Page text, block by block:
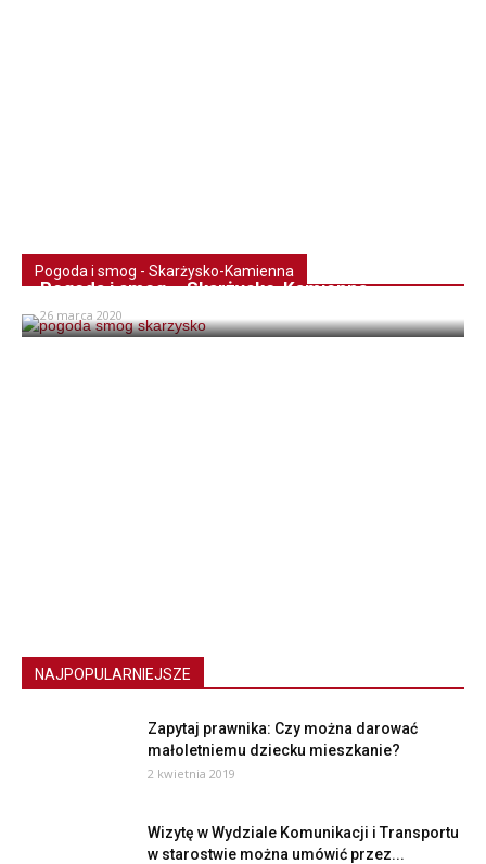
Pogoda i smog - Skarżysko-Kamienna
Pogoda i smog – Skarżysko-Kamienna
26 marca 2020
NAJPOPULARNIEJSZE
Zapytaj prawnika: Czy można darować
małoletniemu dziecku mieszkanie?
2 kwietnia 2019
Wizytę w Wydziale Komunikacji i Transportu
w starostwie można umówić przez...